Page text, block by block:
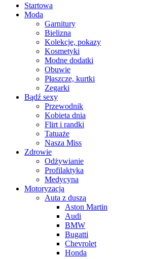
Startowa
Moda
Garnitury
Bielizna
Kolekcje, pokazy
Kosmetyki
Modne dodatki
Obuwie
Płaszcze, kurtki
Zegarki
Bądź sexy
Przewodnik
Kobieta dnia
Flirt i randki
Tatuaże
Nasza Miss
Zdrowie
Odżywianie
Profilaktyka
Medycyna
Motoryzacja
Auta z duszą
Aston Martin
Audi
BMW
Bugatti
Chevrolet
Honda